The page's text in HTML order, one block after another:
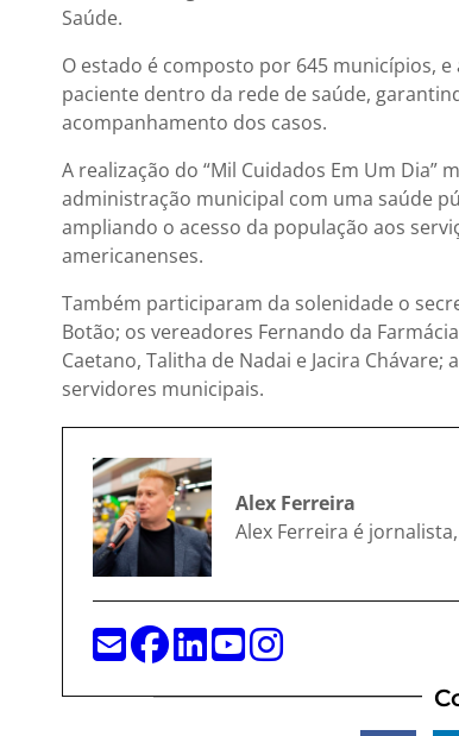
Saúde.
O estado é composto por 645 municípios,
paciente dentro da rede de saúde,
acompanhamento dos casos.
A realização do “Mil Cuidados Em Um
administração municipal com uma saúde
ampliando o acesso da população aos
americanenses.
Também participaram da solenidade o
Botão; os vereadores Fernando da
Caetano, Talitha de Nadai e Jacira
servidores municipais.
Alex Ferreira
Alex Ferreira é